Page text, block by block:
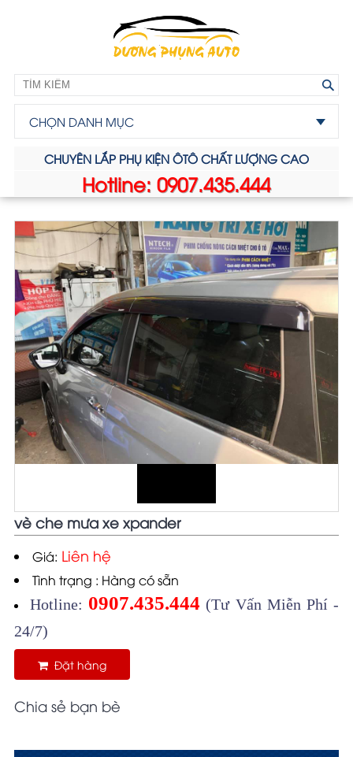
CHỌN DANH MỤC
CHUYÊN LẮP PHỤ KIỆN ÔTÔ CHẤT LƯỢNG CAO
Hotline: 0907.435.444
vè che mưa xe xpander
Giá: Liên hệ
Tình trạng : Hàng có sẵn
Hotline: 0907.435.444 (Tư Vấn Miễn Phí -
24/7)
Đặt hàng
Chia sẻ bạn bè